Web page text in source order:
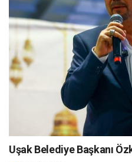
Uşak Belediye Başkanı